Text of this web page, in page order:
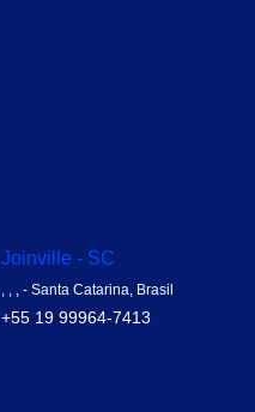
Joinville - SC
, , , - Santa Catarina, Brasil
+55 19 99964-7413